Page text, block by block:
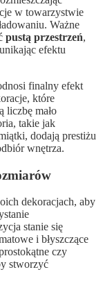
w towarzystwie
Ważne
pustą przestrzeń,
efektu
finalny efekt
które
liczbę mało
takie jak
dodają prestiżu
wnętrza.
dekoracjach, aby
stanie się
i błyszczące
czy
stworzyć